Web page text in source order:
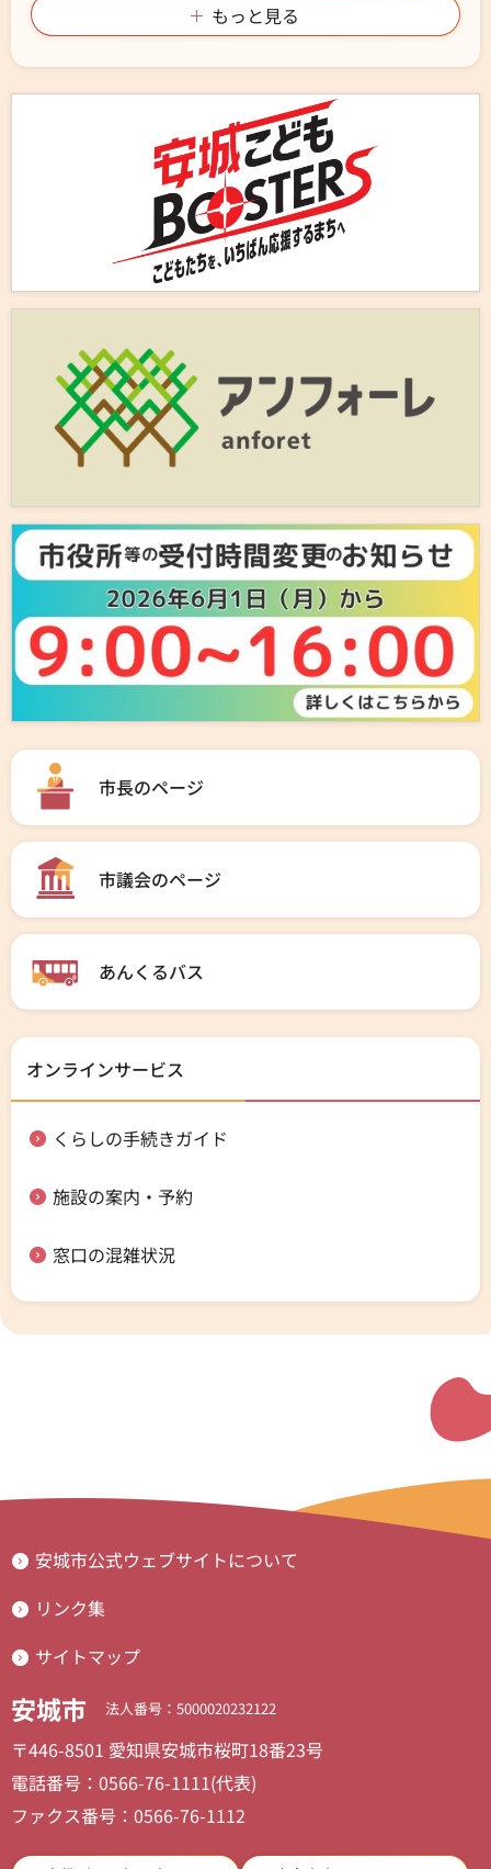
もっと見る
市長のページ
市議会のページ
あんくるバス
オンラインサービス
くらしの手続きガイド
施設の案内・予約
窓口の混雑状況
安城市公式ウェブサイトについて
リンク集
サイトマップ
安城市 法人番号：5000020232122
〒446-8501 愛知県安城市桜町18番23号
電話番号：0566-76-1111(代表)
ファクス番号：0566-76-1112